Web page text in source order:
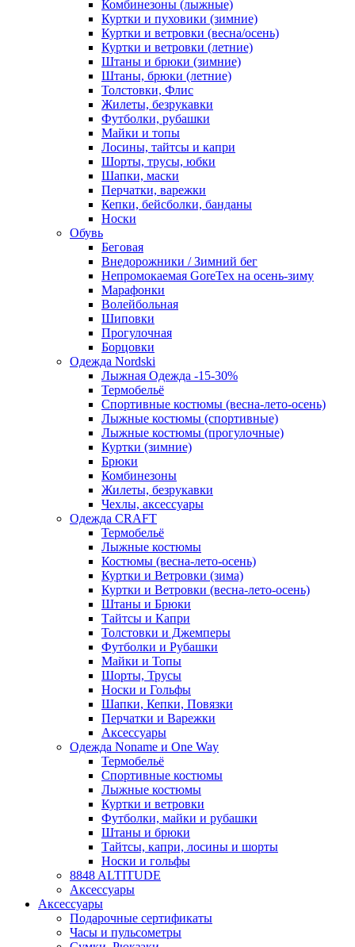
Комбинезоны (лыжные)
Куртки и пуховики (зимние)
Куртки и ветровки (весна/осень)
Куртки и ветровки (летние)
Штаны и брюки (зимние)
Штаны, брюки (летние)
Толстовки, Флис
Жилеты, безрукавки
Футболки, рубашки
Майки и топы
Лосины, тайтсы и капри
Шорты, трусы, юбки
Шапки, маски
Перчатки, варежки
Кепки, бейсболки, банданы
Носки
Обувь
Беговая
Внедорожники / Зимний бег
Непромокаемая GoreTex на осень-зиму
Марафонки
Волейбольная
Шиповки
Прогулочная
Борцовки
Одежда Nordski
Лыжная Одежда -15-30%
Термобельё
Спортивные костюмы (весна-лето-осень)
Лыжные костюмы (спортивные)
Лыжные костюмы (прогулочные)
Куртки (зимние)
Брюки
Комбинезоны
Жилеты, безрукавки
Чехлы, аксессуары
Одежда CRAFT
Термобельё
Лыжные костюмы
Костюмы (весна-лето-осень)
Куртки и Ветровки (зима)
Куртки и Ветровки (весна-лето-осень)
Штаны и Брюки
Тайтсы и Капри
Толстовки и Джемперы
Футболки и Рубашки
Майки и Топы
Шорты, Трусы
Носки и Гольфы
Шапки, Кепки, Повязки
Перчатки и Варежки
Аксессуары
Одежда Noname и One Way
Термобельё
Спортивные костюмы
Лыжные костюмы
Куртки и ветровки
Футболки, майки и рубашки
Штаны и брюки
Тайтсы, капри, лосины и шорты
Носки и гольфы
8848 ALTITUDE
Аксессуары
Аксессуары
Подарочные сертификаты
Часы и пульсометры